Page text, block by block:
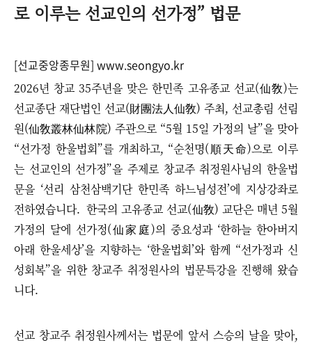
로 이루는 선교인의 선가정” 법문
[선교중앙종무원] www.seongyo.kr
2026년 창교 35주년을 맞은 한민족 고유종교 선교(仙敎)는
선교종단 재단법인 선교(財團法人仙敎) 주최, 선교총림 선림
원(仙敎叢林仙林院) 주관으로 “5월 15일 가정의 날”을 맞아
“선가정 한울법회”를 개최하고, “순천명(順天命)으로 이루
는 선교인의 선가정”을 주제로 창교주 취정원사님의 한울법
문을 ‘선리 삼천삼백기단 한민족 하느님성전’에 지상강좌로
전하였습니다. 한국의 고유종교 선교(仙敎) 교단은 매년 5월
가정의 달에 선가정(仙家庭)의 중요성과 ‘한하늘 한아버지
아래 한울세상’을 지향하는 ‘한울법회’와 함께 “선가정과 신
성회복”을 위한 창교주 취정원사의 법문특강을 진행해 왔습
니다.
선교 창교주 취정원사께서는 법문에 앞서 스승의 날을 맞아,